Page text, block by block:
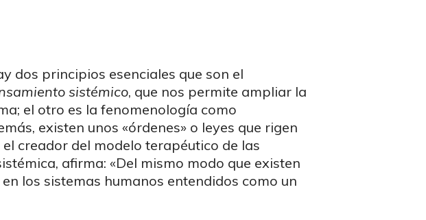
dos principios esenciales que son el
sistémico, que nos permite ampliar la
el otro es la fenomenología como
existen unos «órdenes» o leyes que rigen
creador del modelo terapéutico de las
afirma: «Del mismo modo que existen
los sistemas humanos entendidos como un